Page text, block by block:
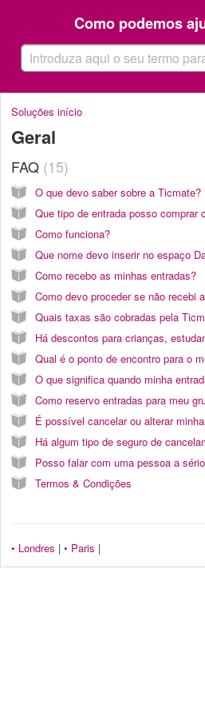
Como podemos
Soluções início
Geral
FAQ 15
O que devo saber sobre a Ticmate?
Que tipo de entrada posso comprar
Como funciona?
Que nome devo inserir no espaço
Como recebo as minhas entradas?
Como devo proceder se não recebi
Há descontos para crianças,
Qual é o ponto de encontro para o
Como reservo entradas para meu
Há algum tipo de seguro de
Posso falar com uma pessoa a
Termos & Condições
• Londres | • Paris |